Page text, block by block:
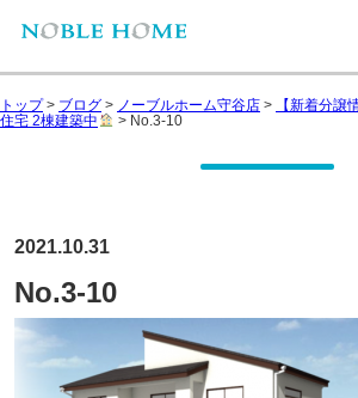
トップ> ブログ > ノーブルホーム守谷店 >
【新着分譲
住宅 2棟建築中
> No.3-10
2021.10.31
No.3-10